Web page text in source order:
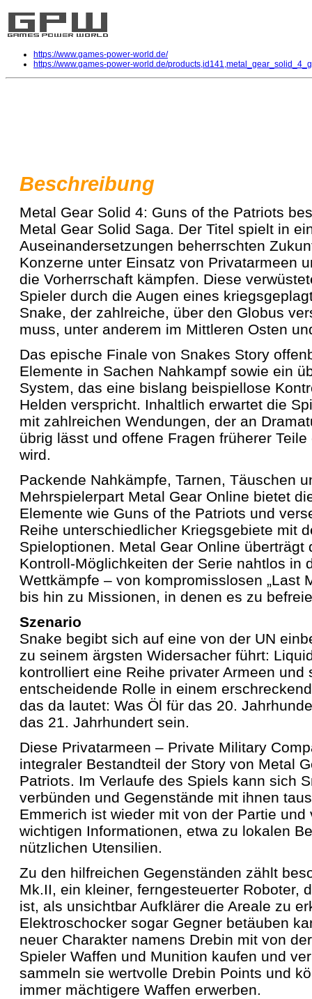
https://www.games-power-world.de/
https://www.games-power-world.de/
Beschreibung
Metal Gear Solid 4: Guns of the Patriots
Metal Gear Solid Saga. Der Titel spielt in
Auseinandersetzungen beherrschten
Konzerne unter Einsatz von Privatarmeen
die Vorherrschaft kämpfen. Diese
Spieler durch die Augen eines
Snake, der zahlreiche, über den Globus
muss, unter anderem im Mittleren Osten
Das epische Finale von Snakes Story
Elemente in Sachen Nahkampf sowie ein
System, das eine bislang beispiellose
Helden verspricht. Inhaltlich erwartet die
mit zahlreichen Wendungen, der an
übrig lässt und offene Fragen früherer
wird.
Packende Nahkämpfe, Tarnen, Täuschen
Mehrspielerpart Metal Gear Online bietet
Elemente wie Guns of the Patriots und
Reihe unterschiedlicher Kriegsgebiete mit
Spieloptionen. Metal Gear Online überträgt
Kontroll-Möglichkeiten der Serie nahtlos in
Wettkämpfe – von kompromisslosen „Last
bis hin zu Missionen, in denen es zu
Szenario
Snake begibt sich auf eine von der UN
zu seinem ärgsten Widersacher führt:
kontrolliert eine Reihe privater Armeen und
entscheidende Rolle in einem
das da lautet: Was Öl für das 20.
das 21. Jahrhundert sein.
Diese Privatarmeen – Private Military
integraler Bestandteil der Story von Metal
Patriots. Im Verlaufe des Spiels kann sich
verbünden und Gegenstände mit ihnen
Emmerich ist wieder mit von der Partie und
wichtigen Informationen, etwa zu lokalen
nützlichen Utensilien.
Zu den hilfreichen Gegenständen zählt
Mk.II, ein kleiner, ferngesteuerter Roboter,
ist, als unsichtbar Aufklärer die Areale zu
Elektroschocker sogar Gegner betäuben
neuer Charakter namens Drebin mit von
Spieler Waffen und Munition kaufen und
sammeln sie wertvolle Drebin Points und
immer mächtigere Waffen erwerben.